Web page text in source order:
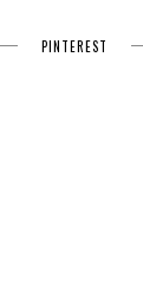
PINTEREST